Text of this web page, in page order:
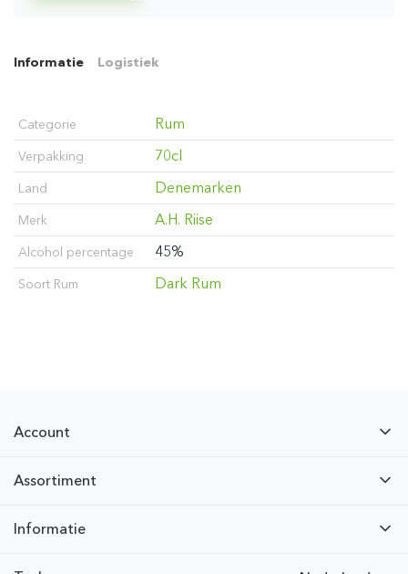
Informatie Logistiek
Categorie Rum
Verpakking 70cl
Land Denemarken
Merk A.H. Riise
Alcohol percentage 45%
Soort Rum Dark Rum
Account
Assortiment
Informatie